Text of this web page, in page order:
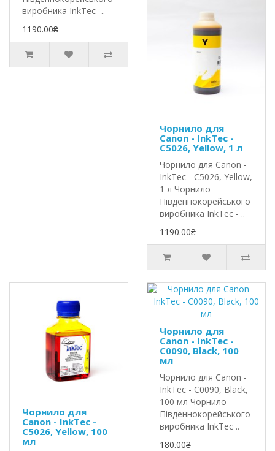
виробника InkTec -..
1190.00₴
Чорнило для
Canon - InkTec -
C5026, Yellow, 1 л
Чорнило для Canon -
InkTec - C5026, Yellow,
1 л Чорнило
Південнокорейського
виробника InkTec - ..
1190.00₴
Чорнило для
Canon - InkTec -
C5026, Yellow, 100
мл
Чорнило для
Canon - InkTec -
C0090, Black, 100
мл
Чорнило для Canon -
InkTec - C0090, Black,
100 мл Чорнило
Південнокорейського
виробника InkTec ..
180.00₴